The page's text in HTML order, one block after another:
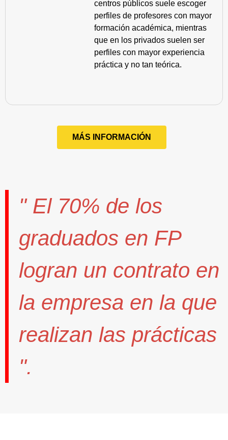
centros públicos suele escoger
perfiles de profesores con mayor
formación académica, mientras
que en los privados suelen ser
perfiles con mayor experiencia
práctica y no tan teórica.
MÁS INFORMACIÓN
" El 70% de los
graduados en FP
logran un contrato en
la empresa en la que
realizan las prácticas
".